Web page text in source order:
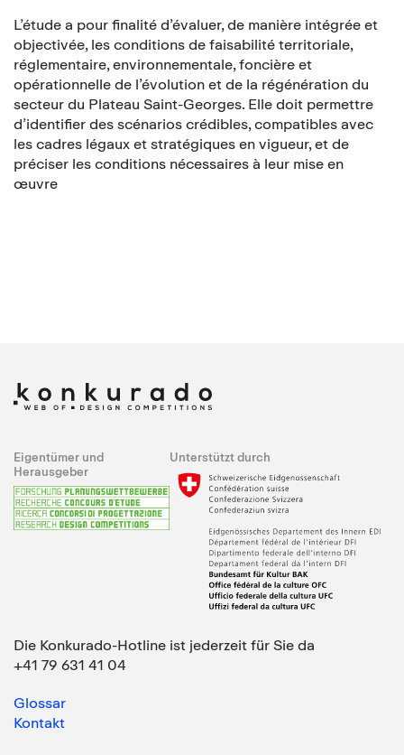
L’étude a pour finalité d’évaluer, de manière intégrée et
objectivée, les conditions de faisabilité territoriale,
réglementaire, environnementale, foncière et
opérationnelle de l’évolution et de la régénération du
secteur du Plateau Saint-Georges. Elle doit permettre
d’identifier des scénarios crédibles, compatibles avec
les cadres légaux et stratégiques en vigueur, et de
préciser les conditions nécessaires à leur mise en
œuvre
Eigentümer und
Herausgeber
Unterstützt durch
Die Konkurado-Hotline ist jederzeit für Sie da
+41 79 631 41 04
Glossar
Kontakt